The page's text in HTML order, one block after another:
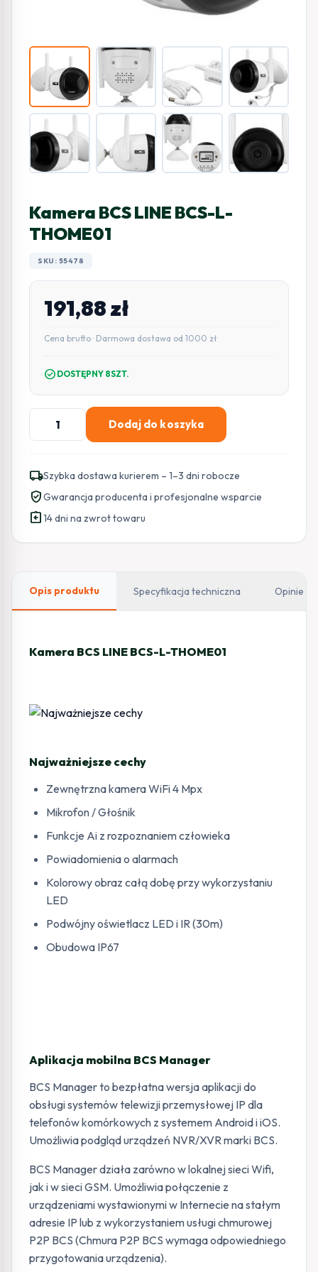
Kamera BCS LINE BCS-L-
THOME01
SKU: 55478
191,88zł
Cena brutto · Darmowa dostawa od 1000 zł
check_circle DOSTĘPNY 8SZT.
ilość
Kamera
LINE
BCS-
L-
THOME01
Dodaj do koszyka
local_shippingSzybka dostawa kurierem – 1–3 dni robocze
verified_userGwarancja producenta i profesjonalne wsparcie
assignment_return14 dni na zwrot towaru
Opis produktu Specyfikacja techniczna Opinie
Kamera BCS LINE BCS-L-THOME01
Najważniejsze cechy
Zewnętrzna kamera WiFi 4 Mpx
Mikrofon / Głośnik
Funkcje Ai z rozpoznaniem człowieka
Powiadomienia o alarmach
Kolorowy obraz całą dobę przy wykorzystaniu
LED
Podwójny oświetlacz LED i IR (30m)
Obudowa IP67
Aplikacja mobilna BCS Manager
BCS Manager to bezpłatna wersja aplikacji do
obsługi systemów telewizji przemysłowej IP dla
telefonów komórkowych z systemem Android i iOS.
Umożliwia podgląd urządzeń NVR/XVR marki BCS.
BCS Manager działa zarówno w lokalnej sieci Wifi,
jak i w sieci GSM. Umożliwia połączenie z
urządzeniami wystawionymi w Internecie na stałym
adresie IP lub z wykorzystaniem usługi chmurowej
P2P BCS (Chmura P2P BCS wymaga odpowiedniego
przygotowania urządzenia).